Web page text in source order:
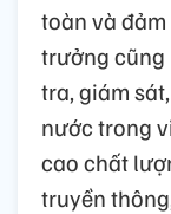
toàn và
trưởng cũng
tra, giám
nước trong
cao chất
truyền